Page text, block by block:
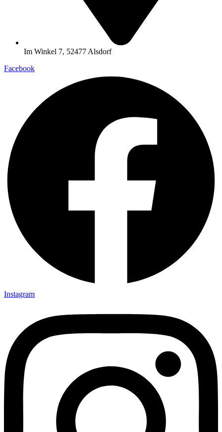
Im Winkel 7, 52477 Alsdorf
Facebook
Instagram